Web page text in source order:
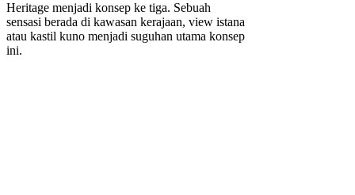
Heritage menjadi konsep ke tiga. Sebuah
sensasi berada di kawasan kerajaan, view istana
atau kastil kuno menjadi suguhan utama konsep
ini.